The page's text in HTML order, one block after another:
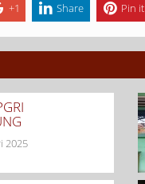
+1 Share Pin it
2025